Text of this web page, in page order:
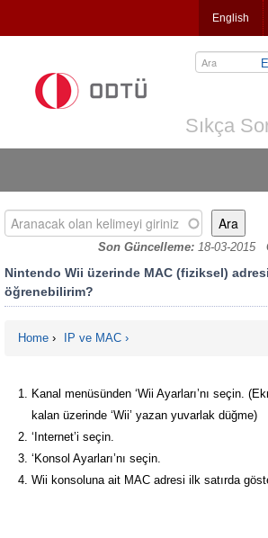
to
English
Sıkça
Son Güncelleme: 18-03-2015
Aranacak olan kelimeyi giriniz
Nintendo Wii üzerinde MAC (fiziksel)
öğrenebilirim?
Home › IP ve MAC
Kanal menüsünden ‘Wii Ayarları’nı seçin.
kalan üzerinde ‘Wii’ yazan yuvarlak düğme)
‘Internet’i seçin.
‘Konsol Ayarları’nı seçin.
Wii konsoluna ait MAC adresi ilk satırda